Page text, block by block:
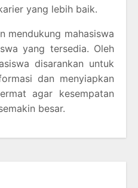
yang lebih baik.
mendukung mahasiswa
yang tersedia. Oleh
disarankan untuk
dan menyiapkan
agar kesempatan
besar.